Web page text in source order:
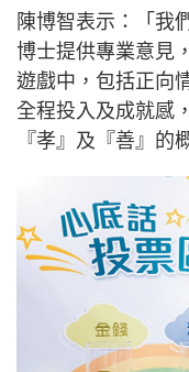
陳博智表示：「我
博士提供專業意見
遊戲中，包括正向
全程投入及成就感
『孝』及『善』的